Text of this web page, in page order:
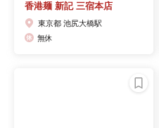
香港麺 新記 三宿本店
東京都 池尻大橋駅
無休